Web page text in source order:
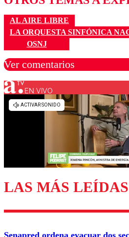
AL AIRE LIBRE
LA ORQUESTA SINFÓNICA
OSNJ
Ver comentarios
Los comentarios son
diálogo
EN VIVO
LAS MÁS LEÍDAS